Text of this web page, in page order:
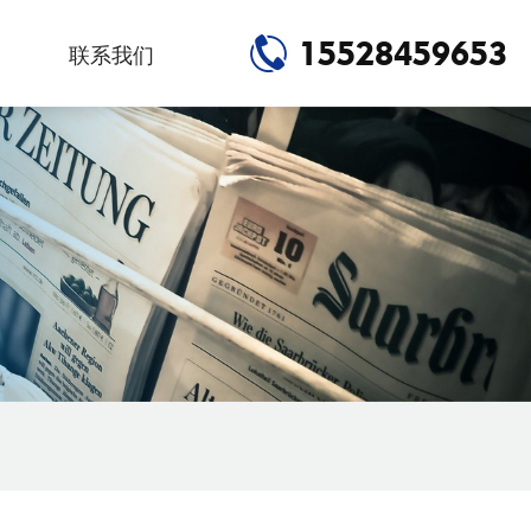
联系我们 15528459653